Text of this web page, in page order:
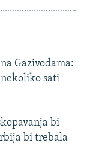
Gazivodama:
sati
bi
bi trebala